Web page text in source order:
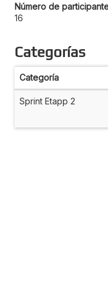
Número de
16
Categorías
Categoría
Sprint Etapp 2